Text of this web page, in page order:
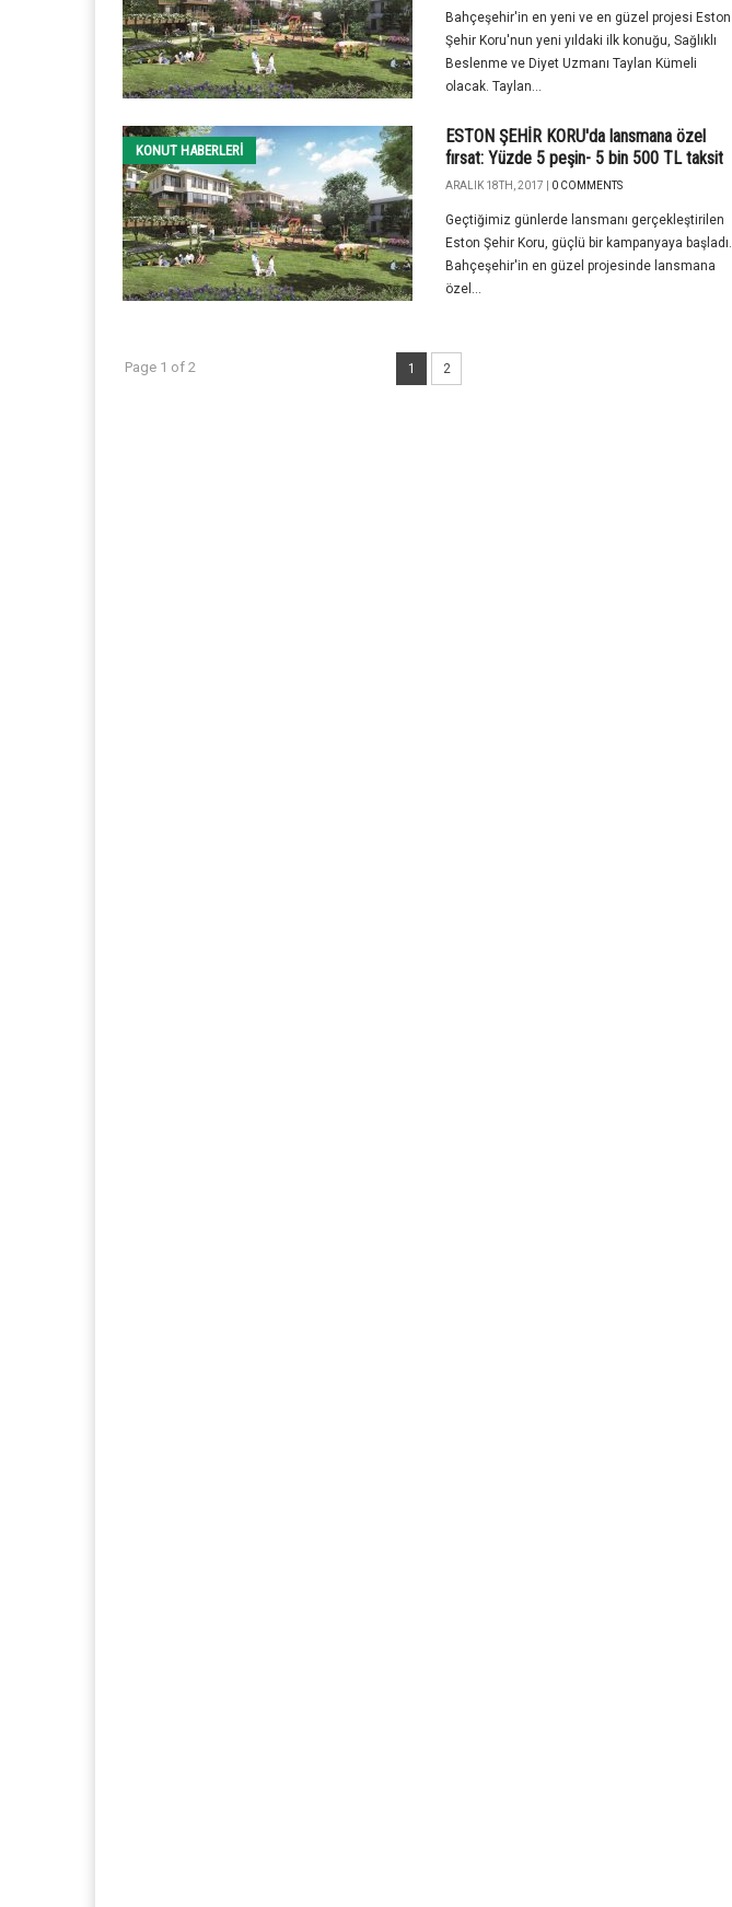
Bahçeşehir'in en yeni ve en güzel projesi Eston
Şehir Koru'nun yeni yıldaki ilk konuğu, Sağlıklı
Beslenme ve Diyet Uzmanı Taylan Kümeli
olacak. Taylan...
KONUT HABERLERI
ESTON ŞEHİR KORU'da lansmana özel
fırsat: Yüzde 5 peşin- 5 bin 500 TL taksit
ARALIK 18TH, 2017 | 0 COMMENTS
Geçtiğimiz günlerde lansmanı gerçekleştirilen
Eston Şehir Koru, güçlü bir kampanyaya başladı.
Bahçeşehir'in en güzel projesinde lansmana
özel...
Page 1 of 2 1 2